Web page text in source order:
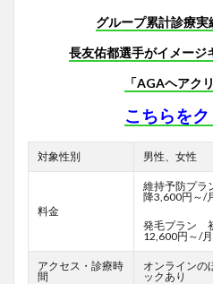
グループ累計診療実
長友佑都選手がイメージ
「AGAヘアク
こちらをク
対象性別 男性、女性
料金
維持予防プ
降3,600円～/
発毛プラン
12,600円～/
アクセス・診療時
間
オンラインの
ックあり